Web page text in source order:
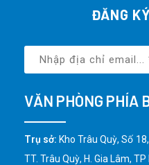
ĐĂNG
VĂN PHÒNG PHÍA
Trụ sở: Kho Trâu Quỳ, Số
TT. Trâu Quỳ, H. Gia Lâm, TP